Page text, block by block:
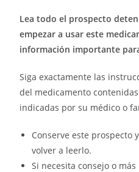
Lea todo el prospecto
empezar a usar este
información importante
Siga exactamente las
del medicamento
indicadas por su médico o
Conserve este prospecto
volver a leerlo.
Si necesita consejo o